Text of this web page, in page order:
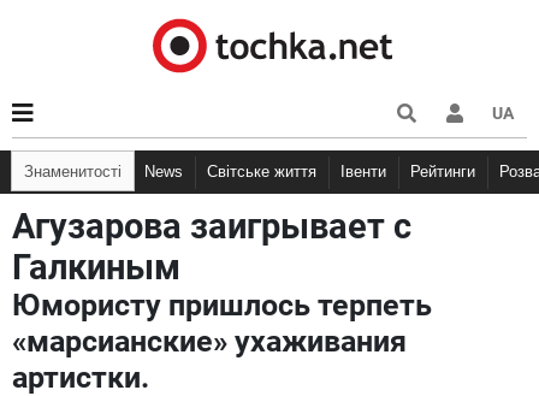
UA
Знаменитості News Світське життя Івенти Рейтинги
Агузарова заигрывает с
Галкиным
Юмористу пришлось терпеть
«марсианские» ухаживания
артистки.